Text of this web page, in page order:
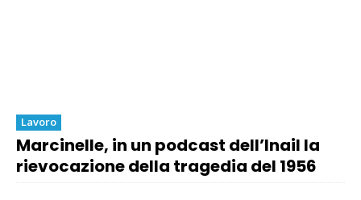
Lavoro
Marcinelle, in un podcast dell’Inail la
rievocazione della tragedia del 1956